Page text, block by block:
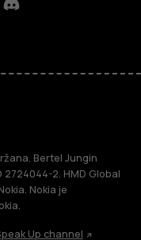
Discord
Bertel Jungin
2724044-2. HMD Global
Nokia je
Up channel